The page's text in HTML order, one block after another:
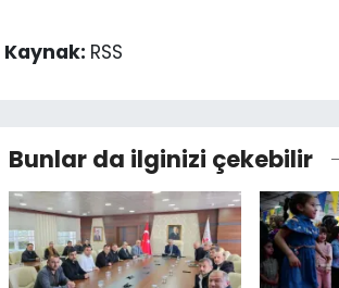
Kaynak: RSS
Bunlar da ilginizi çekebilir